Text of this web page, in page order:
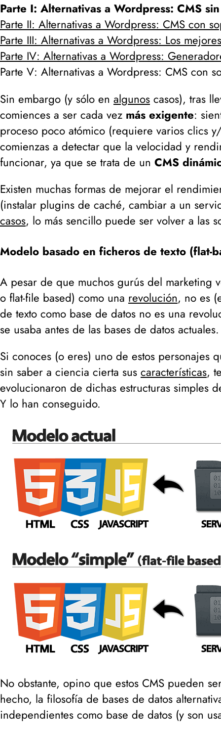
Parte I: Alternativas a Wordpress: CMS
Parte II: Alternativas a Wordpress: CMS con
Parte III: Alternativas a Wordpress: Los
Parte IV: Alternativas a Wordpress:
Parte V: Alternativas a Wordpress: CMS con
Sin embargo (y sólo en algunos casos), tras
comiences a ser cada vez más exigente:
proceso poco atómico (requiere varios clics
comienzas a detectar que la velocidad y
funcionar, ya que se trata de un CMS
Existen muchas formas de mejorar el
(instalar plugins de caché, cambiar a un
casos, lo más sencillo puede ser volver a las
Modelo basado en ficheros de texto (flat-
A pesar de que muchos gurús del marketing
o flat-file based) como una revolución, no es (
de texto como base de datos no es una
se usaba antes de las bases de datos actuales.
Si conoces (o eres) uno de estos personajes
sin saber a ciencia cierta sus características,
evolucionaron de dichas estructuras simples
Y lo han conseguido.
No obstante, opino que estos CMS pueden
hecho, la filosofía de bases de datos
independientes como base de datos (y son